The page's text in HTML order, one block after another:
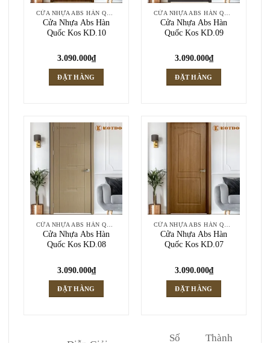
Cửa Nhựa Abs Hàn
Quốc Kos KD.10
3.090.000₫
ĐẶT HÀNG
Cửa Nhựa Abs Hàn
Quốc Kos KD.09
3.090.000₫
ĐẶT HÀNG
Cửa Nhựa Abs Hàn
Quốc Kos KD.08
3.090.000₫
ĐẶT HÀNG
Cửa Nhựa Abs Hàn
Quốc Kos KD.07
3.090.000₫
ĐẶT HÀNG
Số
Thành